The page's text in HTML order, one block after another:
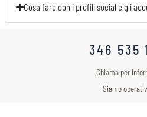
Cosa fare con i profili social e gli
346 535
Chiama per
Siamo